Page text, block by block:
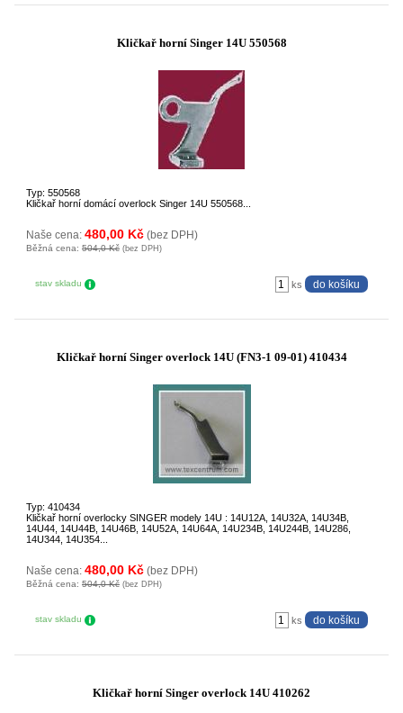
Kličkař horní Singer 14U 550568
Typ: 550568
Kličkař horní domácí overlock Singer 14U 550568...
Naše cena: 480,00 Kč (bez DPH)
Běžná cena: 504,0 Kč (bez DPH)
stav skladu ks
Kličkař horní Singer overlock 14U (FN3-1 09-01) 410434
Typ: 410434
Kličkař horní overlocky SINGER modely 14U : 14U12A, 14U32A, 14U34B,
14U44, 14U44B, 14U46B, 14U52A, 14U64A, 14U234B, 14U244B, 14U286,
14U344, 14U354...
Naše cena: 480,00 Kč (bez DPH)
Běžná cena: 504,0 Kč (bez DPH)
stav skladu ks
Kličkař horní Singer overlock 14U 410262